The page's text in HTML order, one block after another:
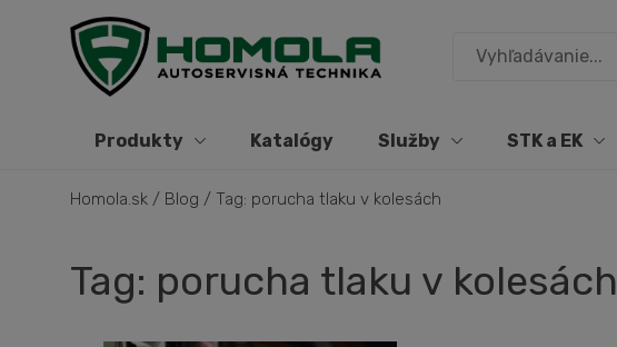
Produkty Katalógy Služby STK a EK
Homola.sk / Blog / Tag: porucha tlaku v kolesách
Tag: porucha tlaku v kolesách